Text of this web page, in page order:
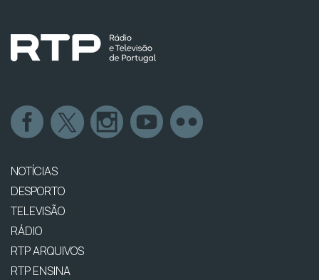
NOTÍCIAS
DESPORTO
TELEVISÃO
RÁDIO
RTP ARQUIVOS
RTP ENSINA